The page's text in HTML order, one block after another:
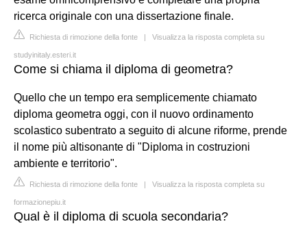
ricerca originale con una dissertazione finale.
Richiesta di rimozione della fonte | Visualizza la risposta completa su
studyinitaly.esteri.it
Come si chiama il diploma di geometra?
Quello che un tempo era semplicemente chiamato
diploma geometra oggi, con il nuovo ordinamento
scolastico subentrato a seguito di alcune riforme, prende
il nome più altisonante di "Diploma in costruzioni
ambiente e territorio".
Richiesta di rimozione della fonte | Visualizza la risposta completa su
formazionepiu.it
Qual è il diploma di scuola secondaria?